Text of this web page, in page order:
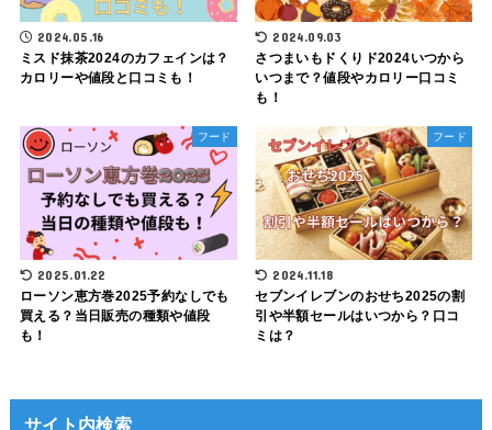
2024.05.16
ミスド抹茶2024のカフェインは？
カロリーや値段と口コミも！
2024.09.03
さつまいもドくりド2024いつから
いつまで？値段やカロリー口コミ
も！
フード
2025.01.22
ローソン恵方巻2025予約なしでも
買える？当日販売の種類や値段
も！
フード
2024.11.18
セブンイレブンのおせち2025の割
引や半額セールはいつから？口コ
ミは？
サイト内検索